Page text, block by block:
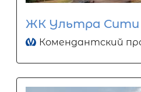
ЖК Ультра Сити
Комендантский